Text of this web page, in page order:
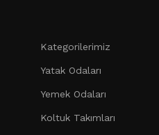
Kategorilerimiz
Yatak Odaları
Yemek Odaları
Koltuk Takımları